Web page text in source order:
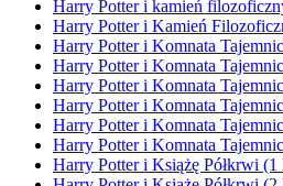
Harry Potter i kamień
Harry Potter i Kamień
Harry Potter i Komnata Tajemnic
Harry Potter i Komnata
Harry Potter i Komnata
Harry Potter i Komnata
Harry Potter i Komnata
Harry Potter i Komnata
Harry Potter i Książę Półkrwi